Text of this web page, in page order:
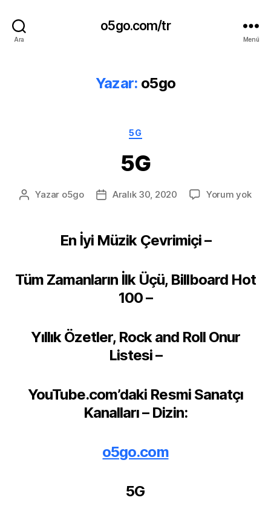
Ara
o5go.com/tr
Menü
Yazar: o5go
Kategoriler
5G
5G
Yazının
Yazar o5go
YazıAralık 30, 2020 Yorum yok5G
En İyi Müzik Çevrimiçi –
Tüm Zamanların İlk Üçü, Billboard Hot
100 –
Yıllık Özetler, Rock and Roll Onur
Listesi –
YouTube.com’daki Resmi Sanatçı
Kanalları – Dizin:
o5go.com
5G